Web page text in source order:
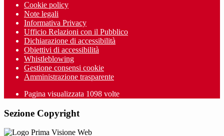
Cookie policy
Note legali
Informativa Privacy
Ufficio Relazioni con il Pubblico
Dichiarazione di accessibilità
Obiettivi di accessibilità
Whistleblowing
Gestione consensi cookie
Amministrazione trasparente
Pagina visualizzata 1098 volte
Sezione Copyright